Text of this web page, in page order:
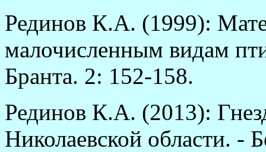
Рединов К.А. (1999):
малочисленным видам
Бранта. 2: 152-158.
Рединов К.А. (2013):
Николаевской области. -